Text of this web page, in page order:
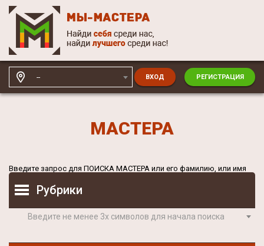
-- ВХОД РЕГИСТРАЦИЯ
МАСТЕРА
Введите запрос для ПОИСКА МАСТЕРА или его фамилию, или имя
Рубрики
Введите не менее 3х символов для начала поиска